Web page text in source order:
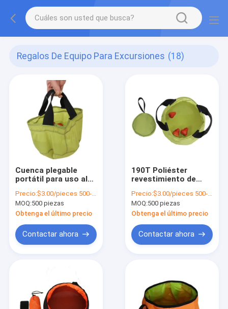
Regalos De Equipo Para Excursiones (18)
Cuenca plegable
portátil para uso al
y senderismo en
colores verdes o
personalizados
Precio:$3.00/pieces 500-999 pieces
MOQ:500 piezas
Obtenga el último precio
Contactar ahora
190T Poliéster
revestimiento de
de agua plegable
para acampar a
prueba de agua
Precio:$3.00/pieces 500-999 pieces
MOQ:500 piezas
Obtenga el último precio
Contactar ahora